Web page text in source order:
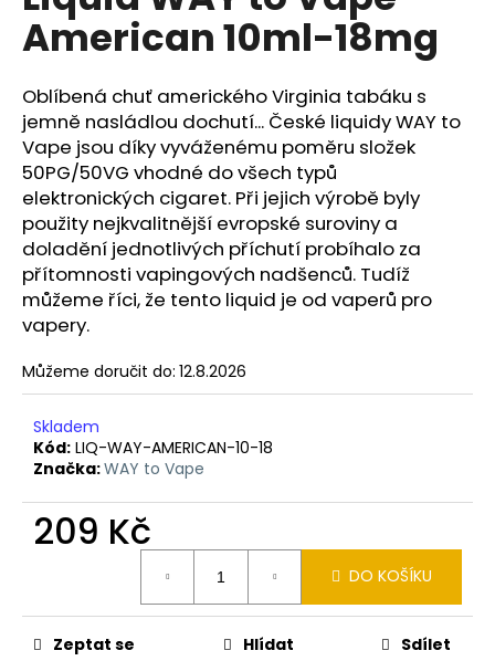
0,0
z
hvězdiček.
American 10ml-18mg
Oblíbená chuť amerického Virginia tabáku s
jemně nasládlou dochutí... České liquidy WAY to
Vape jsou díky vyváženému poměru složek
50PG/50VG vhodné do všech typů
elektronických cigaret. Při jejich výrobě byly
použity nejkvalitnější evropské suroviny a
doladění jednotlivých příchutí probíhalo za
přítomnosti vapingových nadšenců. Tudíž
můžeme říci, že tento liquid je od vaperů pro
vapery.
Můžeme doručit do: 12.8.2026
Skladem
Kód: LIQ-WAY-AMERICAN-10-18
Značka:WAY to Vape
209 Kč
DO KOŠÍKU
Zeptat se Hlídat Sdílet
a
j
í
t
?
HLEDAT
o
p
o
u
č
u
e